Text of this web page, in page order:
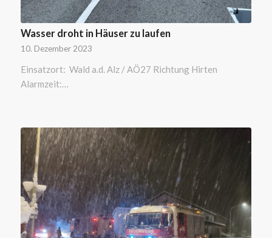
Wasser droht in Häuser zu laufen
10. Dezember 2023
Einsatzort: Wald a.d. Alz / AÖ27 Richtung Hirten
Alarmzeit:…